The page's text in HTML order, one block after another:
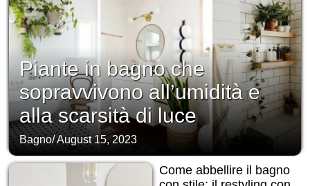
Piante in bagno che
sopravvivono all’umidità e
alla scarsità di luce
Bagno/August 15, 2023
Come abbellire il bagno